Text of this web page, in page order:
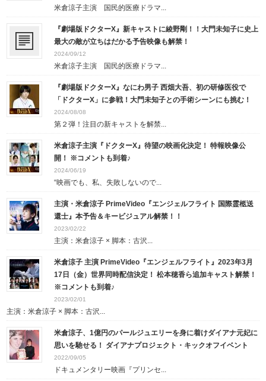
米倉涼子主演 国民的医療ドラマ...
『劇場版ドクターX』新キャストに綾野剛！！大門未知子に史上
最大の敵が立ちはだかる予告映像も解禁！
2024/09/12
米倉涼子主演 国民的医療ドラマ...
『劇場版ドクターX』なにわ男子 西畑大吾、初の研修医役で
「ドクターX」に参戦！大門未知子との手術シーンにも挑む！
2024/08/08
第２弾！注目の新キャストを解禁...
米倉涼子主演『ドクターX』待望の映画化決定！ 特報映像公
開！ ※コメントも到着♪
2024/06/19
“映画でも、私、失敗しないので...
主演・米倉涼子 PrimeVideo『エンジェルフライト 国際霊柩送
還士』本予告＆キービジュアル解禁！！
2023/02/22
主演：米倉涼子 × 脚本：古沢...
米倉涼子 主演 PrimeVideo『エンジェルフライト』2023年3月
17日（金）世界同時配信決定！ 松本穂香ら追加キャスト解禁！
※コメントも到着♪
2023/02/01
主演：米倉涼子 × 脚本：古沢...
米倉涼子、1億円のパールジュエリーを身に着けダイアナ元妃に
思いを馳せる！ ダイアナプロジェクト・キックオフイベント
2022/09/05
ドキュメンタリー映画『プリンセ...